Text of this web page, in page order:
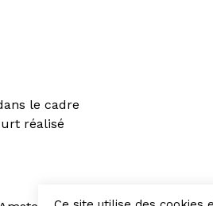
le cadre
réalisé